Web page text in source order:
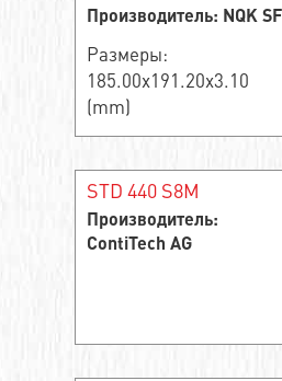
Производитель: NQK SF
Размеры:
185.00x191.20x3.10
(mm)
STD 440 S8M
Производитель:
ContiTech AG